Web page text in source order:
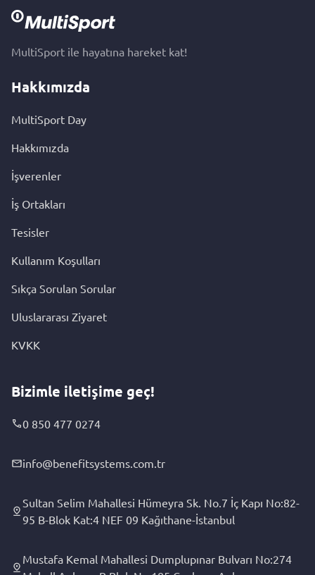
MultiSport ile hayatına hareket kat!
Hakkımızda
MultiSport Day
Hakkımızda
İşverenler
İş Ortakları
Tesisler
Kullanım Koşulları
Sıkça Sorulan Sorular
Uluslararası Ziyaret
KVKK
Bizimle iletişime geç!
0 850 477 0274
info@benefitsystems.com.tr
Sultan Selim Mahallesi Hümeyra Sk. No.7 İç Kapı No:82-
95 B-Blok Kat:4 NEF 09 Kağıthane-İstanbul
Mustafa Kemal Mahallesi Dumplupınar Bulvarı No:274